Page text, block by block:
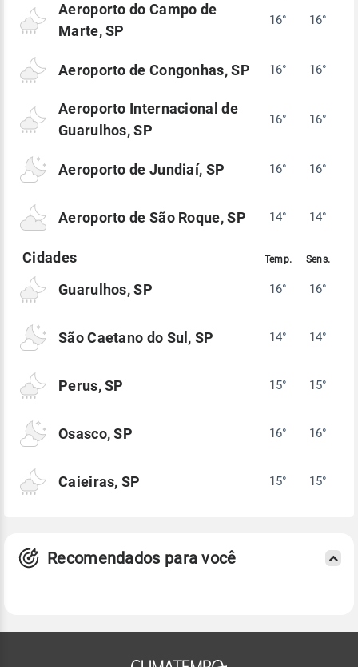
Aeroporto do Campo de
Marte, SP
16° 16°
Aeroporto de Congonhas, SP 16° 16°
Aeroporto Internacional de
Guarulhos, SP
16° 16°
Aeroporto de Jundiaí, SP 16° 16°
Aeroporto de São Roque, SP 14° 14°
Guarulhos, SP 16° 16°
São Caetano do Sul, SP 14° 14°
Perus, SP 15° 15°
Osasco, SP 16° 16°
Caieiras, SP 15° 15°
Recomendados para você